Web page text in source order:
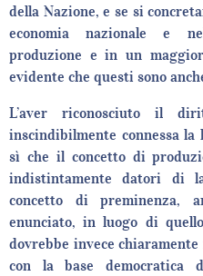
della Nazione, e se si
economia nazionale e
produzione e in un
evidente che questi sono
L’aver riconosciuto il
inscindibilmente connessa
sì che il concetto di
indistintamente datori di
concetto di preminenza,
enunciato, in luogo di
dovrebbe invece
con la base democratica